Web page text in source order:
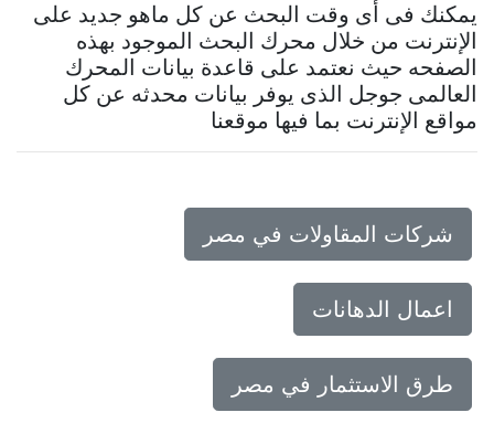
يمكنك فى أى وقت البحث عن كل ماهو جديد على
الإنترنت من خلال محرك البحث الموجود بهذه
الصفحه حيث نعتمد على قاعدة بيانات المحرك
العالمى جوجل الذى يوفر بيانات محدثه عن كل
مواقع الإنترنت بما فيها موقعنا
شركات المقاولات في مصر
اعمال الدهانات
طرق الاستثمار في مصر